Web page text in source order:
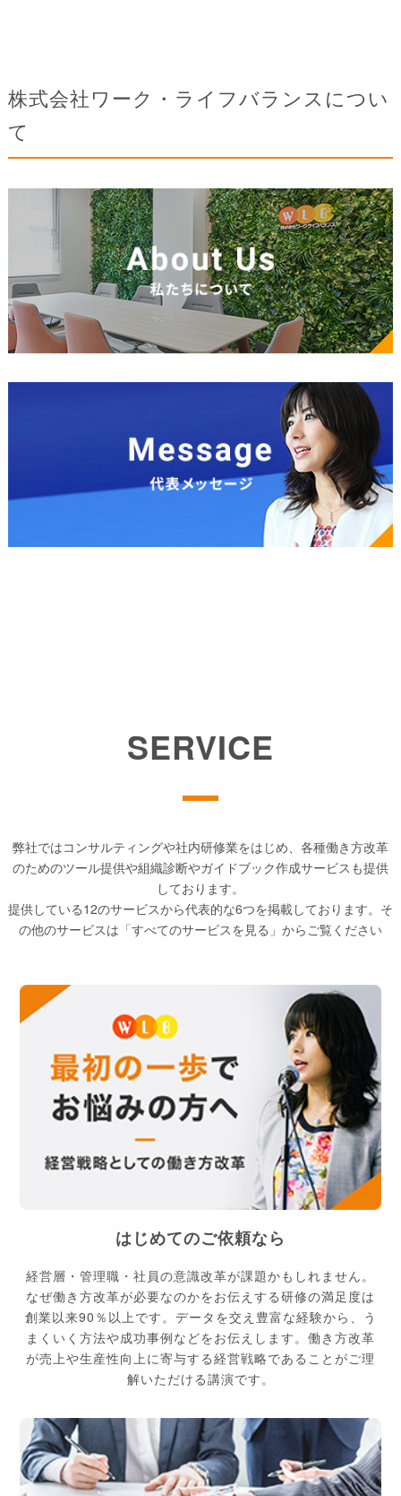
株式会社ワーク・ライフバランスについ
て
SERVICE
弊社ではコンサルティングや社内研修業をはじめ、各種働き方改革
のためのツール提供や組織診断やガイドブック作成サービスも提供
しております。
提供している12のサービスから代表的な6つを掲載しております。そ
の他のサービスは「すべてのサービスを見る」からご覧ください
はじめてのご依頼なら
経営層・管理職・社員の意識改革が課題かもしれません。
なぜ働き方改革が必要なのかをお伝えする研修の満足度は
創業以来90％以上です。データを交え豊富な経験から、う
まくいく方法や成功事例などをお伝えします。働き方改革
が売上や生産性向上に寄与する経営戦略であることがご理
解いただける講演です。